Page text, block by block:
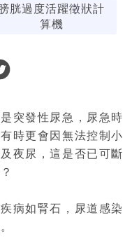
胱過度活躍徵狀計
算機
突發性尿急，尿急時
時更會因無法控制小
夜尿，這是否已可斷
病如腎石，尿道感染